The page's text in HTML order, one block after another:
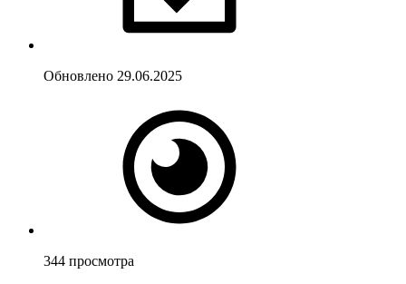
Обновлено 29.06.2025
344 просмотра